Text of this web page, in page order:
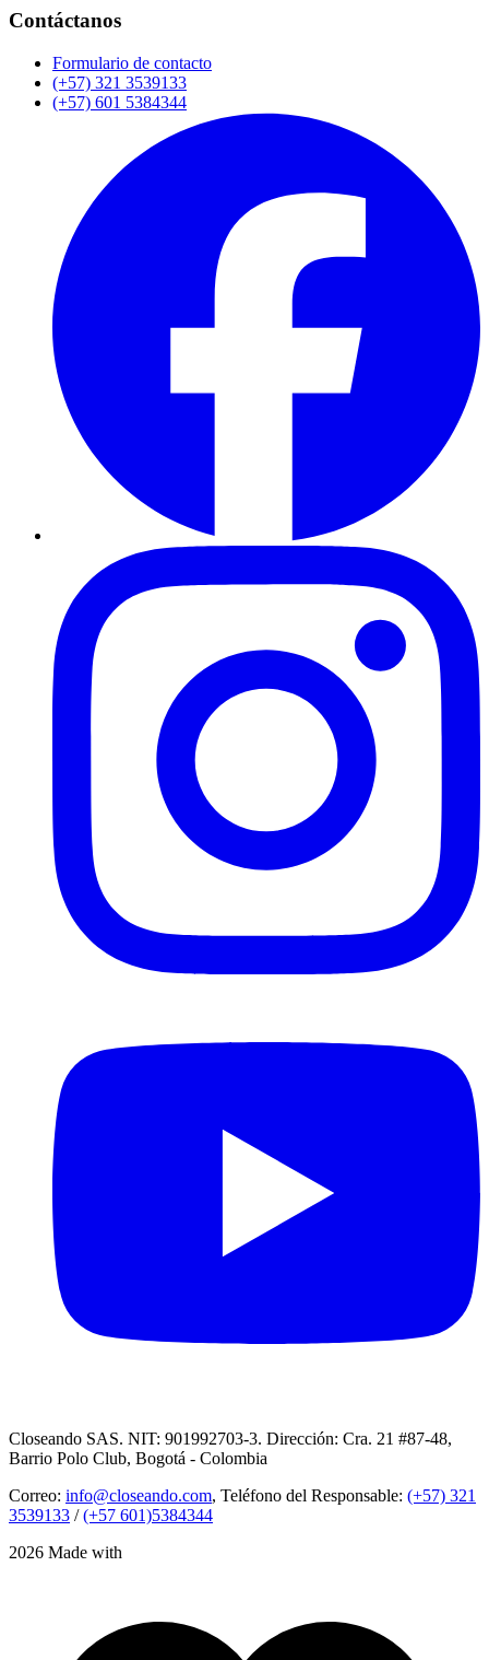
Contáctanos
Formulario de contacto
(+57) 321 3539133
(+57) 601 5384344
Closeando SAS. NIT: 901992703-3. Dirección: Cra. 21 #87-48,
Barrio Polo Club, Bogotá - Colombia
Correo: info@closeando.com, Teléfono del Responsable: (+57) 321
3539133 /(+57 601)5384344
2026 Made with